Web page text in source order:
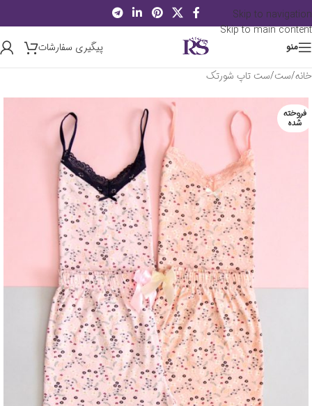
Skip to navigation
Skip to main content
منو
پیگیری سفارشات
خانه/ست/ست تاپ شورتک
فروخته
شده